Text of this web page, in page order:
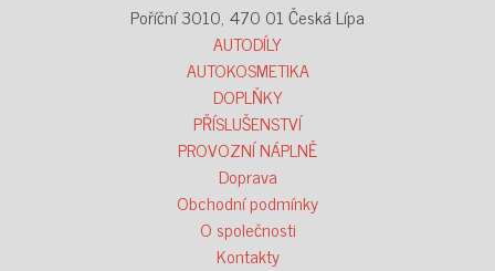
Poříční 3010, 470 01 Česká Lípa
AUTODÍLY
AUTOKOSMETIKA
DOPLŇKY
PŘÍSLUŠENSTVÍ
PROVOZNÍ NÁPLNĚ
Doprava
Obchodní podmínky
O společnosti
Kontakty